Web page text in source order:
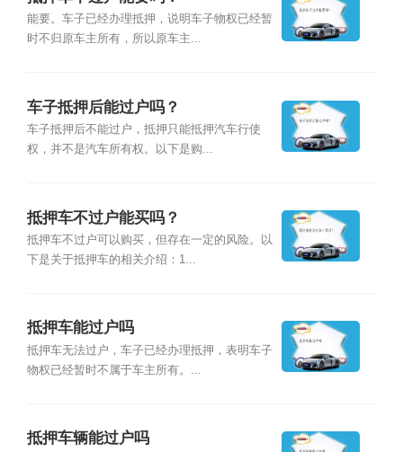
能要。车子已经办理抵押，说明车子物权已经暂
时不归原车主所有，所以原车主...
车子抵押后能过户吗？
车子抵押后不能过户，抵押只能抵押汽车行使
权，并不是汽车所有权。以下是购...
抵押车不过户能买吗？
抵押车不过户可以购买，但存在一定的风险。以
下是关于抵押车的相关介绍：1...
抵押车能过户吗
抵押车无法过户，车子已经办理抵押，表明车子
物权已经暂时不属于车主所有。...
抵押车辆能过户吗